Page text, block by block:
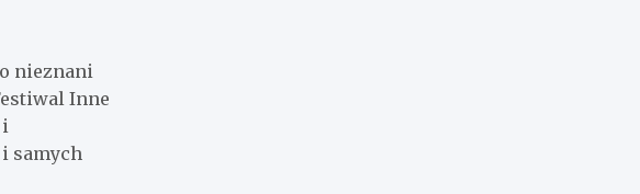
nieznani
Inne
samych